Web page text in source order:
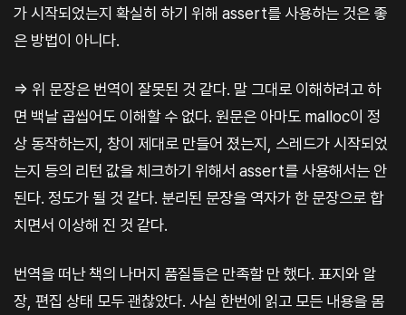
가 시작되었는지 확실히 하기 위해 assert를 사용하는 것은 좋
은 방법이 아니다.
=> 위 문장은 번역이 잘못된 것 같다. 말 그대로 이해하려고 하
면 백날 곱씹어도 이해할 수 없다. 원문은 아마도 malloc이 정
상 동작하는지, 창이 제대로 만들어 졌는지, 스레드가 시작되었
는지 등의 리턴 값을 체크하기 위해서 assert를 사용해서는 안
된다. 정도가 될 것 같다. 분리된 문장을 역자가 한 문장으로 합
치면서 이상해 진 것 같다.
번역을 떠난 책의 나머지 품질들은 만족할 만 했다. 표지와 알
장, 편집 상태 모두 괜찮았다. 사실 한번에 읽고 모든 내용을 몸